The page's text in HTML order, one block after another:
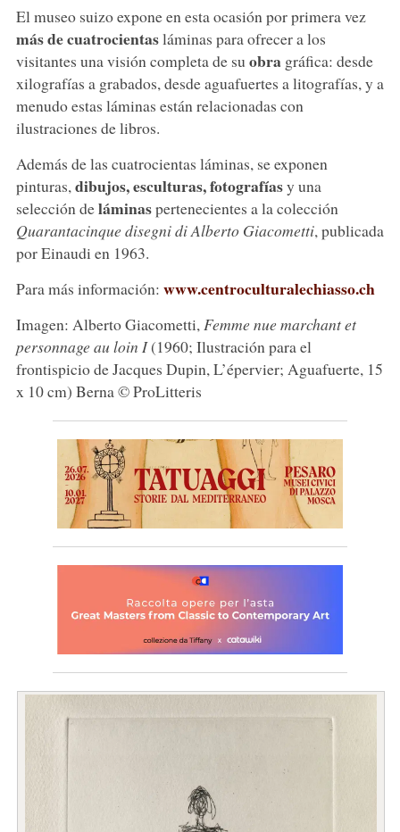
El museo suizo expone en esta ocasión por primera vez
más de cuatrocientasláminas para ofrecer a los
visitantes una visión completa de su obra gráfica: desde
xilografías a grabados, desde aguafuertes a litografías, y a
menudo estas láminas están relacionadas con
ilustraciones de libros.
Además de las cuatrocientas láminas, se exponen
pinturas, dibujos, esculturas, fotografíasy una
selección deláminaspertenecientes a la colección
Quarantacinque disegni di Alberto Giacometti, publicada
por Einaudi en 1963.
Para más información: www.centroculturalechiasso.ch
Imagen: Alberto Giacometti, Femme nue marchant et
personnage au loin I(1960; Ilustración para el
frontispicio de Jacques Dupin, L’épervier; Aguafuerte, 15
x 10 cm) Berna © ProLitteris